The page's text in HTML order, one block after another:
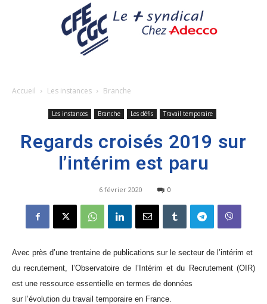
Accueil Les instances Branche
Les instances Branche Les défis Travail temporaire
Regards croisés 2019 sur
l’intérim est paru
6 février 2020 0
Avec près d’une trentaine de publications sur le secteur de l’intérim et
du recrutement, l’Observatoire de l’Intérim et du Recrutement (OIR)
est une ressource essentielle en termes de données
sur l’évolution du travail temporaire en France.